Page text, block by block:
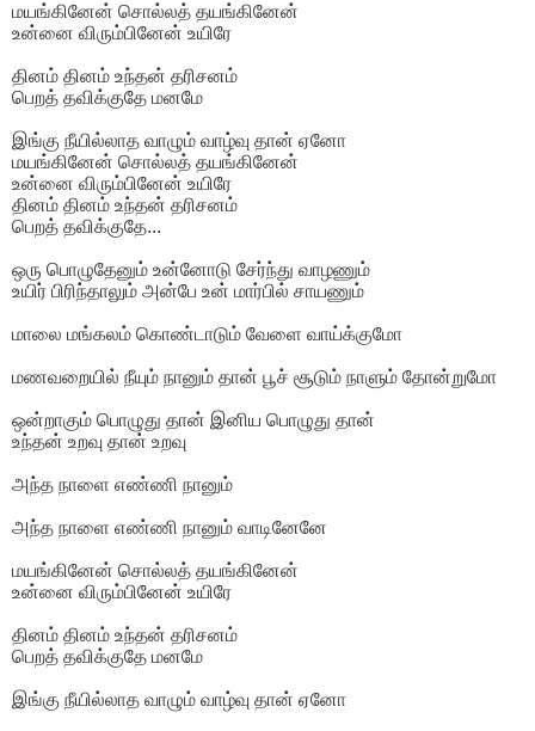
மயங்கினேன் சொல்லத் தயங்கினேன்
உன்னை விரும்பினேன் உயிரே
தினம் தினம் உந்தன் தரிசனம்
பெறத் தவிக்குதே மனமே
இங்கு நீயில்லாத வாழும் வாழ்வு தான் ஏனோ
மயங்கினேன் சொல்லத் தயங்கினேன்
உன்னை விரும்பினேன் உயிரே
தினம் தினம் உந்தன் தரிசனம்
பெறத் தவிக்குதே...
ஒரு பொழுதேனும் உன்னோடு சேர்ந்து வாழணும்
உயிர் பிரிந்தாலும் அன்பே உன் மார்பில் சாயணும்
மாலை மங்கலம் கொண்டாடும் வேளை வாய்க்குமோ
மணவறையில் நீயும் நானும் தான் பூச் சூடும் நாளும் தோன்றுமோ
ஒன்றாகும் பொழுது தான் இனிய பொழுது தான்
உந்தன் உறவு தான் உறவு
அந்த நாளை எண்ணி நானும்
அந்த நாளை எண்ணி நானும் வாடினேனே
மயங்கினேன் சொல்லத் தயங்கினேன்
உன்னை விரும்பினேன் உயிரே
தினம் தினம் உந்தன் தரிசனம்
பெறத் தவிக்குதே மனமே
இங்கு நீயில்லாத வாழும் வாழ்வு தான் ஏனோ